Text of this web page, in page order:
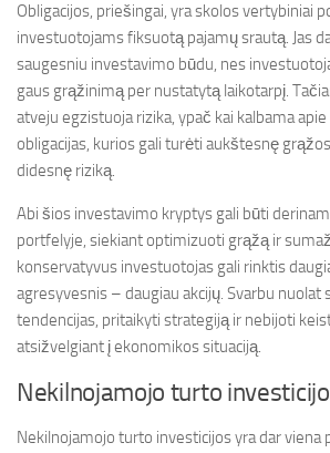
Obligacijos, priešingai, yra skolos vertybiniai
investuotojams fiksuotą pajamų srautą. Jas
saugesniu investavimo būdu, nes
gaus grąžinimą per nustatytą laikotarpį.
atveju egzistuoja rizika, ypač kai kalbama
obligacijas, kurios gali turėti aukštesnę
didesnę riziką.
Abi šios investavimo kryptys gali būti
portfelyje, siekiant optimizuoti grąžą ir
konservatyvus investuotojas gali rinktis
agresyvesnis – daugiau akcijų. Svarbu nuolat
tendencijas, pritaikyti strategiją ir nebijoti
atsižvelgiant į ekonomikos situaciją.
Nekilnojamojo turto
Nekilnojamojo turto investicijos yra dar viena